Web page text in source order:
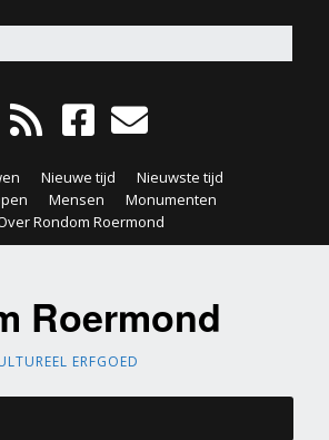
Nieuwe tijd
Nieuwste tijd
Mensen
Monumenten
Rondom Roermond
Roermond
ERFGOED